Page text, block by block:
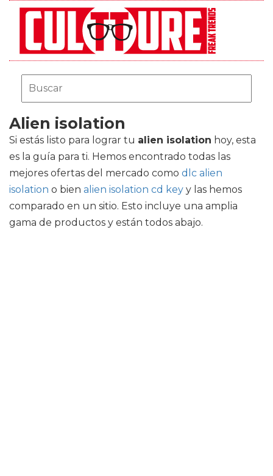
Alien isolation
Si estás listo para lograr tu alien isolation hoy, esta
es la guía para ti. Hemos encontrado todas las
mejores ofertas del mercado como dlc alien
isolation o bien alien isolation cd key y las hemos
comparado en un sitio. Esto incluye una amplia
gama de productos y están todos abajo.